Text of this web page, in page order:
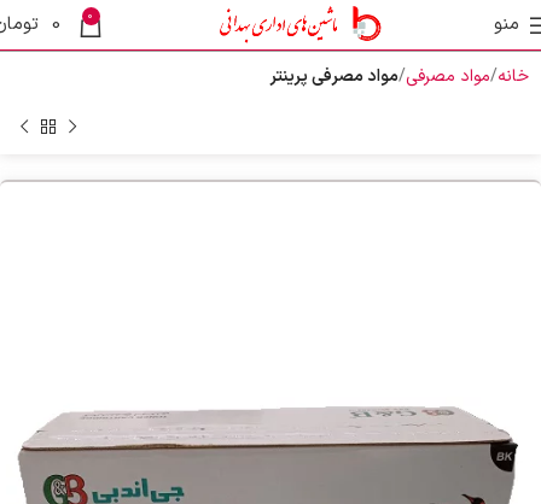
منو 0
0
خانه مواد مصرفی مواد مصرفی پرینتر